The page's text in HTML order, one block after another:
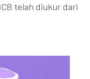
telah diukur dari